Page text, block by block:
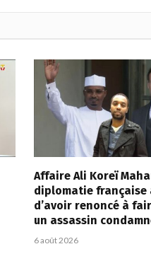
Affaire Ali Koreï
diplomatie française
d’avoir renoncé à
un assassin
6 août 2026